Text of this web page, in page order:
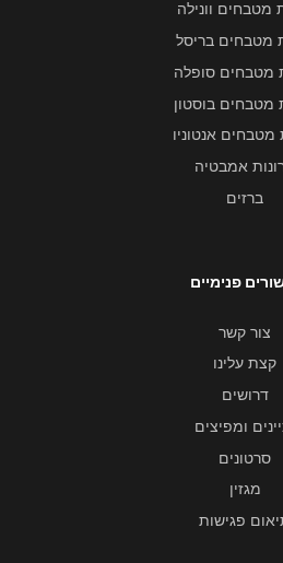
מטבחים וונילה
מטבחים בריסל
מטבחים סופלה
מטבחים בוסטון
אנטוניו
אמבטיה
ברזים
פנימיים
צור קשר
קצת עלינו
דרושים
ומפיצים
סרטונים
מגזין
פגישות